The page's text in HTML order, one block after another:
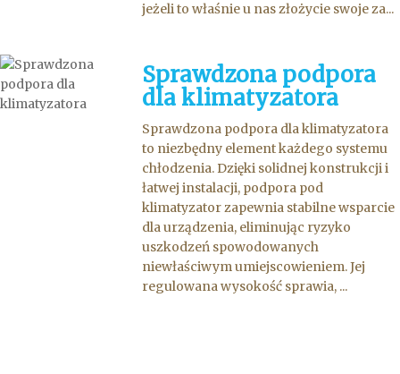
jeżeli to właśnie u nas złożycie swoje za...
Sprawdzona podpora
dla klimatyzatora
Sprawdzona podpora dla klimatyzatora
to niezbędny element każdego systemu
chłodzenia. Dzięki solidnej konstrukcji i
łatwej instalacji, podpora pod
klimatyzator zapewnia stabilne wsparcie
dla urządzenia, eliminując ryzyko
uszkodzeń spowodowanych
niewłaściwym umiejscowieniem. Jej
regulowana wysokość sprawia, ...